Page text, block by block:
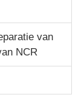
van
NCR